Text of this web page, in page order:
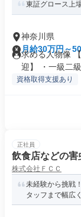
東証グロース上
神奈川県
月給30万円～
求める人物像
迎】 ・一級二
資格取得支援あり
正社員
飲食店などの
株式会社ＦＣＣ
未経験から挑戦
タッフまで幅広